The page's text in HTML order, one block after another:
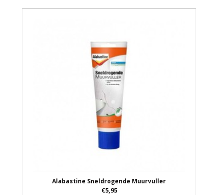
Alabastine Sneldrogende Muurvuller
€5,95